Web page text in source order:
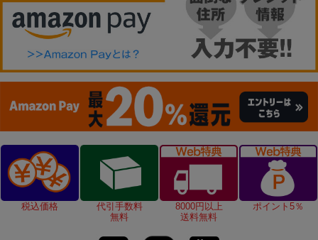
税込価格
代引手数料
無料
8000円以上
送料無料
ポイント5％